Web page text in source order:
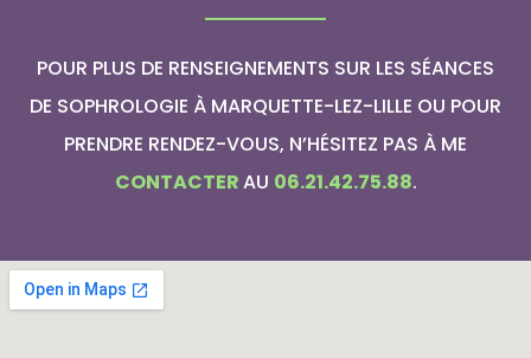
POUR PLUS DE RENSEIGNEMENTS SUR LES SÉANCES
DE SOPHROLOGIE À MARQUETTE-LEZ-LILLE OU POUR
PRENDRE RENDEZ-VOUS, N’HÉSITEZ PAS À ME
CONTACTERAU 06.21.42.75.88.